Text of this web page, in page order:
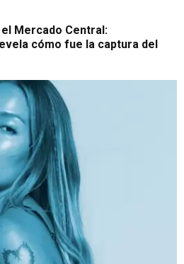
Mercado Central:
cómo fue la captura del